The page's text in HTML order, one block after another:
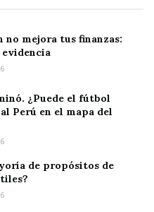
no mejora tus finanzas:
evidencia
¿Puede el fútbol
Perú en el mapa del
de propósitos de